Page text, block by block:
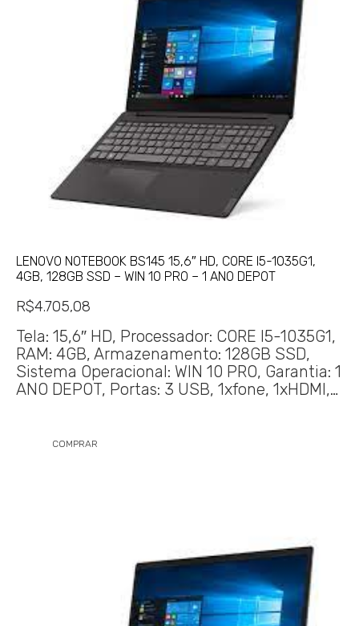
LENOVO NOTEBOOK BS145 15,6″ HD, CORE I5-1035G1,
4GB, 128GB SSD – WIN 10 PRO – 1 ANO DEPOT
R$4.705,08
Tela: 15,6″ HD, Processador: CORE I5-1035G1,
RAM: 4GB, Armazenamento: 128GB SSD,
Sistema Operacional: WIN 10 PRO, Garantia: 1
ANO DEPOT, Portas: 3 USB, 1xfone, 1xHDMI,…
COMPRAR